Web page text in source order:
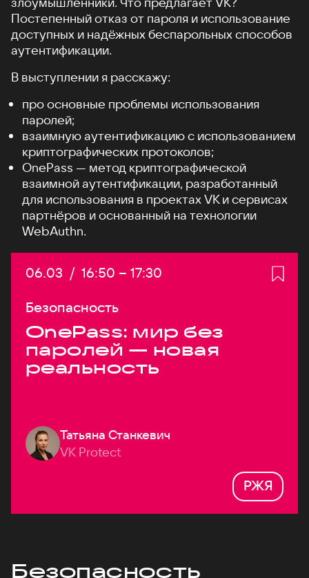
Постепенный отказ от пароля и использование
доступных и надёжных беспарольных способов
аутентификации.
В выступлении я расскажу:
про основные проблемы использования
паролей;
взаимную аутентификацию с использованием
криптографических протоколов;
OnePass — метод криптографической
взаимной аутентификации, разработанный
для использования в проектах VK и сервисах
партнёров и основанный на технологии
WebAuthn.
Дата:
06.03 / Начало:
16:50 – Конец:
17:30
Безопасность
OnePass: мир без
паролей — новая
реальность
Татьяна Станкевич
VK Protect
РЖЯ
Безопасность